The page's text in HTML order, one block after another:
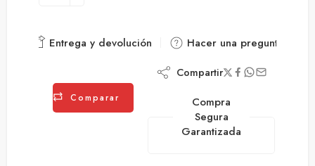
Entrega y devolución Hacer una pregunta
Comparar
Compartir
Compra
Segura
Garantizada